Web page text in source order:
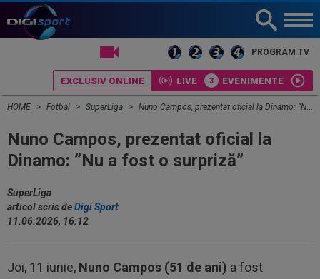
PROGRAM TV
EXCLUSIV ONLINE LIVE EVENIMENTE
HOME Fotbal SuperLiga Nuno Campos, prezentat oficial la Dinamo: ”Nu a fost o surpriză”
Nuno Campos, prezentat oficial la
Dinamo: ”Nu a fost o surpriză”
SuperLiga
articol scris deDigi Sport
11.06.2026, 16:12
Joi, 11 iunie, Nuno Campos (51 de ani) a fost